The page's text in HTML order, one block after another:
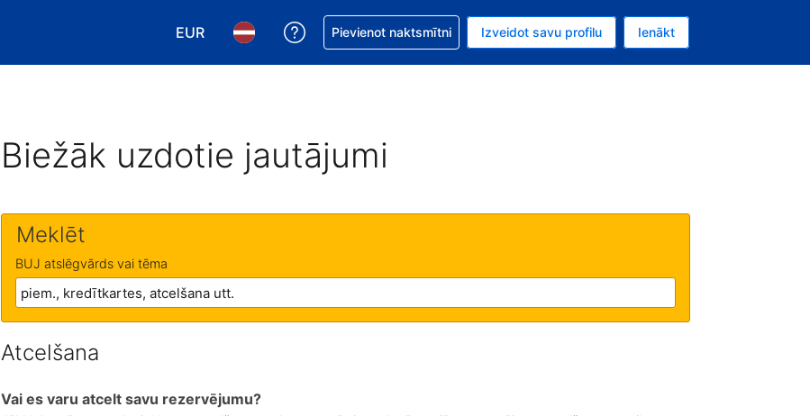
EUR
Izvēlēties valūtu. Jūsu pašreizējā valūta ir Eiro.
Izvēlēties valodu. Jūsu pašreizējā valoda ir Latviski.
Saņemiet palīdzību saistībā ar savu rezervējumu.
Pievienot naktsmītni Izveidot savu profilu Ienākt
Biežāk uzdotie jautājumi
Meklēt
BUJ atslēgvārds vai tēma
Atcelšana
Vai es varu atcelt savu rezervējumu?